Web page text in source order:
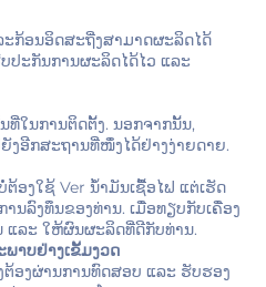
ກ້ອນອິດສະຖີ່ງສາມາດຜະລິດໄດ້
ປະກັນການຜະລິດໄດ້ໄວ ແລະ
ໃນການຕິດຕັ້ງ. ນອກຈາກນັ້ນ,
ອີກສະຖານທີ່ໜຶ່ງໄດ້ຢ່າງງ່າຍດາຍ.
ອງໃຊ້ Ver ນ້ຳມັນເຊື້ອໄຟ ແຕ່ເຮັດ
ນລົງທຶນຂອງທ່ານ. ເມື່ອທຽບກັບເຄື່ອງ
ລະ ໃຫ້ຜົນຜະລິດທີ່ດີກັບທ່ານ.
າບຢ່າງເຂັ້ມງວດ
ຕ້ອງຜ່ານການທົດສອບ ແລະ ຮັບຮອງ